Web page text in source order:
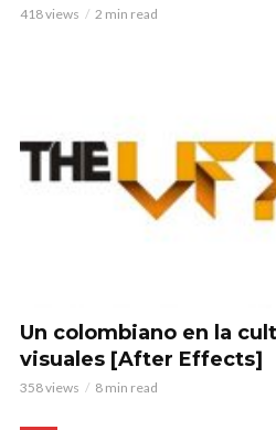
418 views 2 min read
Un colombiano en la
visuales [After Effects]
358 views 8 min read